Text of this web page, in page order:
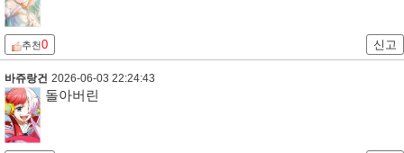
추천0 신고
바쥬랑건 2026-06-03 22:24:43
돌아버린